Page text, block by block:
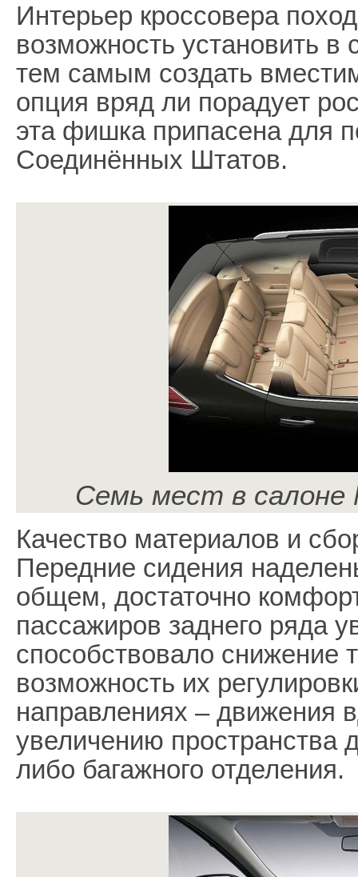
Интерьер кроссовера
возможность установить в
тем самым создать
опция вряд ли порадует
эта фишка припасена для
Соединённых Штатов.
Семь мест в салоне
Качество материалов и
Передние сидения
общем, достаточно
пассажиров заднего ряда
способствовало снижение
возможность их
направлениях – движения
увеличению пространства
либо багажного отделения.